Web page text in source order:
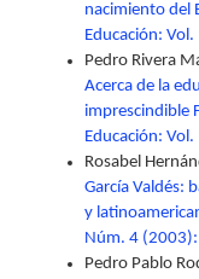
nacimiento del
Educación:
Pedro Rivera
Acerca de la
imprescindible
Educación:
Rosabel
García Valdés:
y
Núm. 4
Pedro Pablo